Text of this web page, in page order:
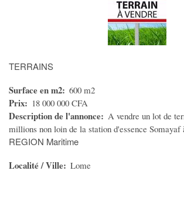
Travail Indépendant
MODE
Vêtements Femme
Vêtements Homme
TERRAINS
Surface en m2 600 m2
Prix 18 000 000 CFA
Description de l'annonce
A vendre un lot de
millions non loin de la station d'essence Somayaf
REGION Maritime
Localité / Ville Lome